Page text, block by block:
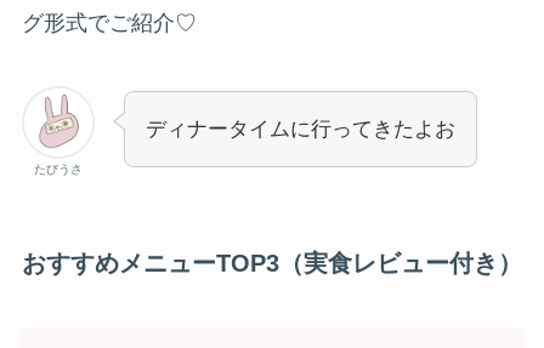
グ形式でご紹介♡
たびうさ
ディナータイムに行ってきたよお
おすすめメニューTOP3（実食レビュー付き）